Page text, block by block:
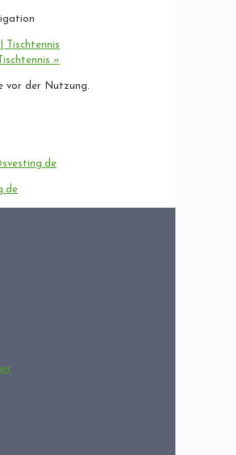
Tischtennis
»
vor der Nutzung.